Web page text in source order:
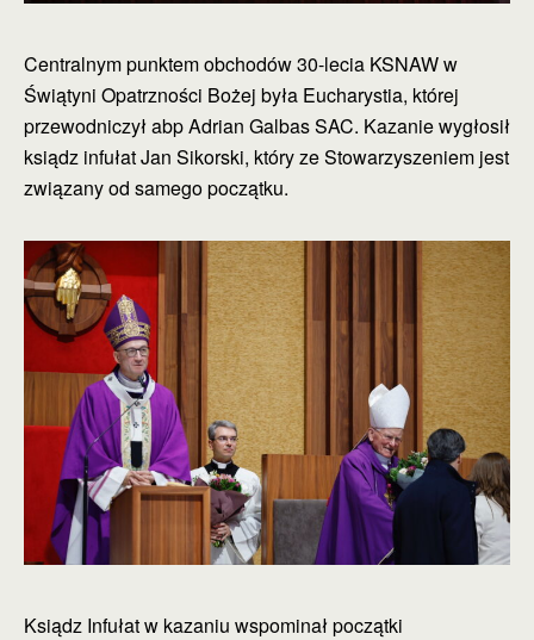
Centralnym punktem obchodów 30-lecia KSNAW w
Świątyni Opatrzności Bożej była Eucharystia, której
przewodniczył abp Adrian Galbas SAC. Kazanie wygłosił
ksiądz infułat Jan Sikorski, który ze Stowarzyszeniem jest
związany od samego początku.
Ksiądz Infułat w kazaniu wspominał początki